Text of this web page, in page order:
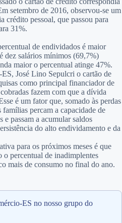
setembro de 2016, observou-se um
crédito pessoal, que passou para
31%.
de endividados é maior
dez salários mínimos (69,7%)
maior o percentual atinge 47%.
José Lino Sepulcri o cartão de
como principal financiador de
fazem com que a dívida
é um fator que, somado às perdas
percam a capacidade de
e passam a acumular saldos
do alto endividamento e da
para os próximos meses é que
o percentual de inadimplentes
mais de consumo no final do ano.
ES no nosso grupo do